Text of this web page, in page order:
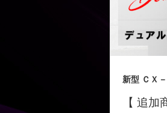
新型 ＣＸ
【 追加